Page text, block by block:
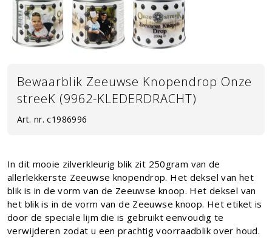
Bewaarblik Zeeuwse Knopendrop Onze
streeK (9962-KLEDERDRACHT)
Art. nr. c1986996
In dit mooie zilverkleurig blik zit 250gram van de
allerlekkerste Zeeuwse knopendrop. Het deksel van het
blik is in de vorm van de Zeeuwse knoop. Het deksel van
het blik is in de vorm van de Zeeuwse knoop. Het etiket is
door de speciale lijm die is gebruikt eenvoudig te
verwijderen zodat u een prachtig voorraadblik over houd.